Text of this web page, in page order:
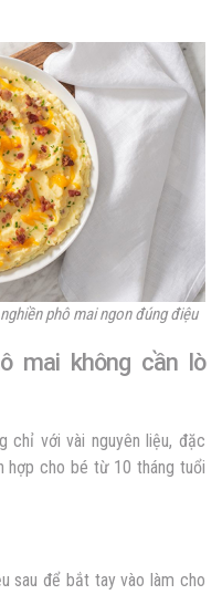
phô mai ngon đúng điệu
mai không cần lò
chỉ với vài nguyên liệu, đặc
hợp cho bé từ 10 tháng tuổi
sau để bắt tay vào làm cho